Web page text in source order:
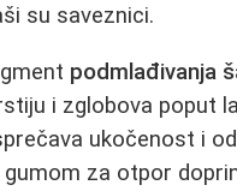
su saveznici.
podmlađivanja
i zglobova poput
ukočenost i
za otpor